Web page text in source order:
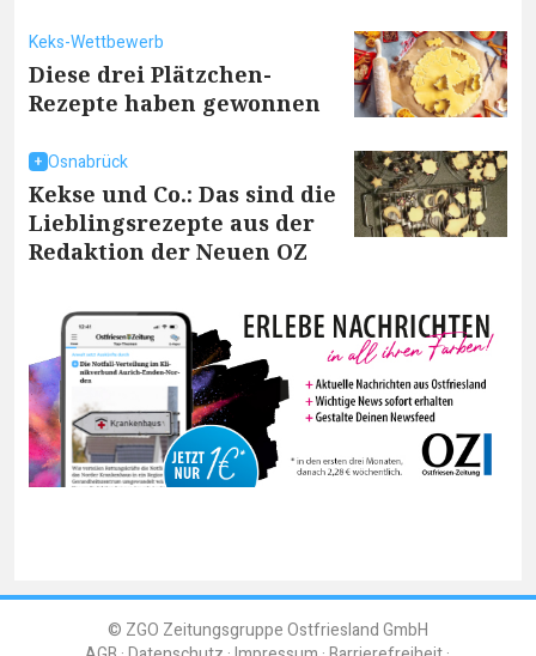
Keks-Wettbewerb
Diese drei Plätzchen-
Rezepte haben gewonnen
Osnabrück
Kekse und Co.: Das sind die
Lieblingsrezepte aus der
Redaktion der Neuen OZ
© ZGO Zeitungsgruppe Ostfriesland GmbH